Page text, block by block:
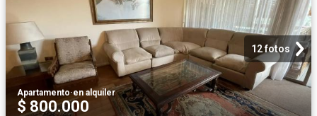
12 fotos
Apartamento·en alquiler
$ 800.000